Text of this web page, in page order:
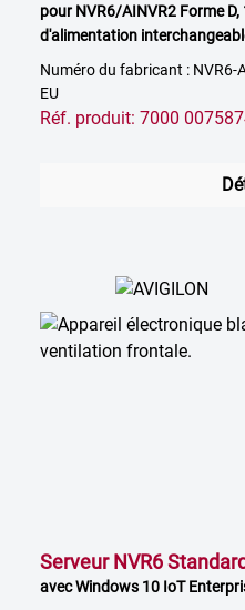
pour NVR6/AINVR2 Forme
d'alimentation
Numéro du fabricant : NVR6-
EU
Réf. produit: 7000
Serveur NVR6
avec Windows 10 IoT